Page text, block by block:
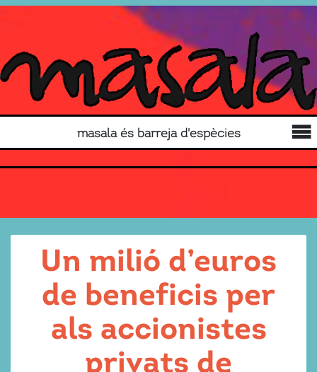
masala és barreja d'espècies
Un milió d’euros
de beneficis per
als accionistes
privats de